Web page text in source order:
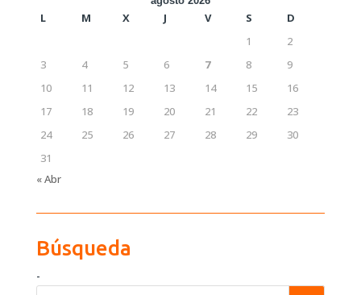
L M X J V S
D
1
2
3
4 5 6 7 8
9
10
11 12 13 14 15
16
17
18 19 20 21 22
23
24
25 26 27 28 29
30
31
« Abr
Búsqueda
-